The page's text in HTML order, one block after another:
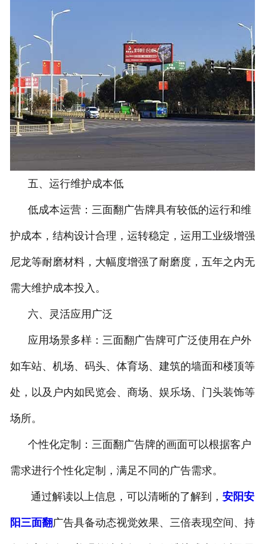
五、运行维护成本低
低成本运营：三面翻广告牌具有较低的运行和维
护成本，结构设计合理，运转稳定，运用工业级增强
尼龙等耐磨材料，大幅度增强了耐磨度，五年之内无
需大维护成本投入。
六、灵活应用广泛
应用场景多样：三面翻广告牌可广泛使用在户外
如车站、机场、码头、体育场、建筑的墙面和楼顶等
处，以及户内如民览会、商场、娱乐场、门头装饰等
场所。
个性化定制：三面翻广告牌的画面可以根据客户
需求进行个性化定制，满足不同的广告需求。
通过解读以上信息，可以清晰的了解到， 安阳安
阳三面翻 广告具备动态视觉效果、三倍表现空间、持